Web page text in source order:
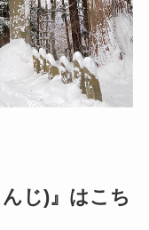
じ)』はこち